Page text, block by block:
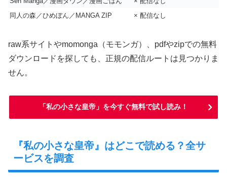
同人の森／ひめぼん／MANGA ZIP
× 配信なし
raw系サイトやmomonga（モモンガ）、pdfやzipでの無料
ダウンロードを探しても、正規の配信ルートは見つかりま
せん。
「私の小さな皇帝」を今すぐ無料で試し読み！
『私の小さな皇帝』はどこで読める？全サ
ービスを調査